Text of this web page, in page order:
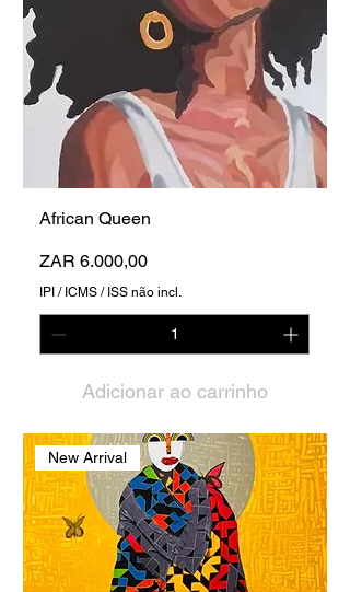
African Queen
Preço
ZAR 6.000,00
IPI / ICMS / ISS não incl.
Adicionar ao carrinho
New Arrival